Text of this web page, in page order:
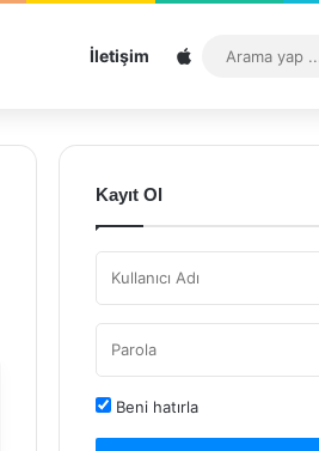
İletişim Sitemap
Kayıt Ol
Beni hatırla